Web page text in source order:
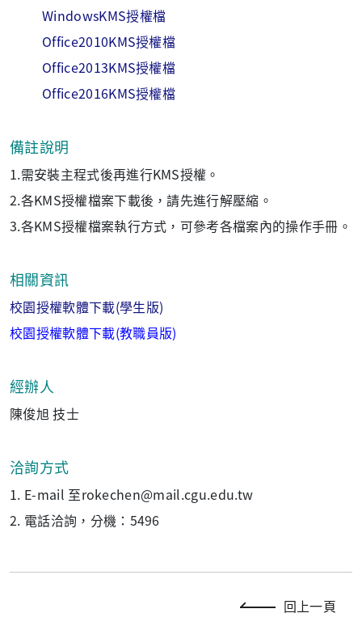
WindowsKMS授權檔
Office2010KMS授權檔
Office2013KMS授權檔
Office2016KMS授權檔
備註說明
1.需安裝主程式後再進行KMS授權。
2.各KMS授權檔案下載後，請先進行解壓縮。
3.各KMS授權檔案執行方式，可參考各檔案內的操作手冊。
相關資訊
校園授權軟體下載(學生版)
校園授權軟體下載(教職員版)
經辦人
陳俊旭 技士
洽詢方式
1. E-mail 至rokechen@mail.cgu.edu.tw
2. 電話洽詢，分機：5496
回上一頁